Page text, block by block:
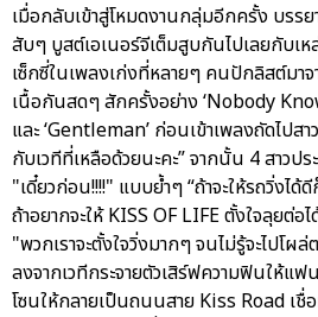
เมื่อกลับเข้าสู่โหมดงานกลุ่มอีกครั้ง บรรย
สับๆ บูสต์เอเนอร์จีเต็มสูบกันไปเลยกับเ
เซ็กซี่ในเพลงเก่งที่หลายๆ คนปักลิสต์มาจ
เนื้อกันสดๆ สักครั้งอย่าง ‘Nobody
และ ‘Gentleman’ ก่อนเข้าเพลงถัดไป
กับเวทีที่เหลือด้วยนะคะ” จากนั้น 4 สาวปร
"เดี๋ยวก่อน!!!!" แบบย้ำๆ “ถ้าจะให้รถวิ่งได้
ถ้าอยากจะให้ KISS OF LIFE ตั้งใจลุยต่อ
"พวกเราจะตั้งใจวิ่งมากๆ จนไม่รู้จะไปโผ
ลงจากเวทีกระจายตัวเสิร์ฟความฟินให้
โซนให้กลายเป็นถนนสาย Kiss Road เ